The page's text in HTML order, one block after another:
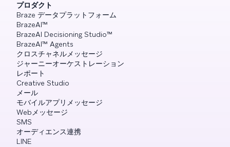
プロダクト
Braze データプラットフォーム
BrazeAI™
BrazeAI Decisioning Studio™
BrazeAI™ Agents
クロスチャネルメッセージ
ジャーニーオーケストレーション
レポート
Creative Studio
メール
モバイルアプリメッセージ
Webメッセージ
SMS
オーディエンス連携
LINE